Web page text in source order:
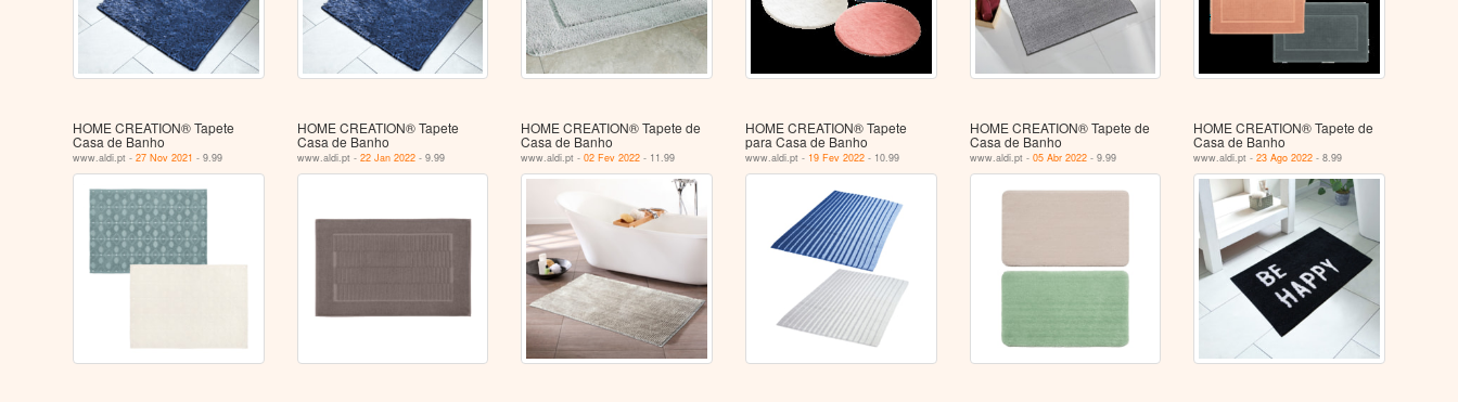
HOME CREATION® Tapete
Casa de Banho
www.aldi.pt -27 Nov 2021 - 9.99
HOME CREATION® Tapete
Casa de Banho
www.aldi.pt - 22 Jan 2022- 9.99
HOME CREATION® Tapete de
Casa de Banho
www.aldi.pt -02 Fev 2022 - 11.99
HOME CREATION® Tapete
para Casa de Banho
www.aldi.pt - 19 Fev 2022- 10.99
HOME CREATION® Tapete de
Casa de Banho
www.aldi.pt - 05 Abr 2022- 9.99
HOME CREATION® Tapete de
Casa de Banho
www.aldi.pt -23 Ago 2022 - 8.99